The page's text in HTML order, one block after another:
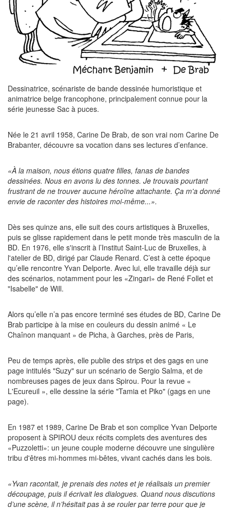
Dessinatrice, scénariste de bande dessinée humoristique et
animatrice belge francophone, principalement connue pour la
série jeunesse Sac à puces.
Née le 21 avril 1958, Carine De Brab, de son vrai nom Carine De
Brabanter, découvre sa vocation dans ses lectures d’enfance.
«À la maison, nous étions quatre filles, fanas de bandes
dessinées. Nous en avons lu des tonnes. Je trouvais pourtant
frustrant de ne trouver aucune héroïne attachante. Ça m'a donné
envie de raconter des histoires moi-même...».
Dès ses quinze ans, elle suit des cours artistiques à Bruxelles,
puis se glisse rapidement dans le petit monde très masculin de la
BD. En 1976, elle s'inscrit à l’Institut Saint-Luc de Bruxelles, à
l'atelier de BD, dirigé par Claude Renard. C’est à cette époque
qu’elle rencontre Yvan Delporte. Avec lui, elle travaille déjà sur
des scénarios, notamment pour les «Zingari» de René Follet et
"Isabelle" de Will.
Alors qu’elle n’a pas encore terminé ses études de BD, Carine De
Brab participe à la mise en couleurs du dessin animé « Le
Chaînon manquant » de Picha, à Garches, près de Paris,
Peu de temps après, elle publie des strips et des gags en une
page intitulés "Suzy" sur un scénario de Sergio Salma, et de
nombreuses pages de jeux dans Spirou. Pour la revue «
L'Ecureuil », elle dessine la série "Tamia et Piko" (gags en une
page).
En 1987 et 1989, Carine De Brab et son complice Yvan Delporte
proposent à SPIROU deux récits complets des aventures des
«Puzzoletti»: un jeune couple moderne découvre une singulière
tribu d'êtres mi-hommes mi-bêtes, vivant cachés dans les bois.
«Yvan racontait, je prenais des notes et je réalisais un premier
découpage, puis il écrivait les dialogues. Quand nous discutions
d’une scène, il n’hésitait pas à se rouler par terre pour que je